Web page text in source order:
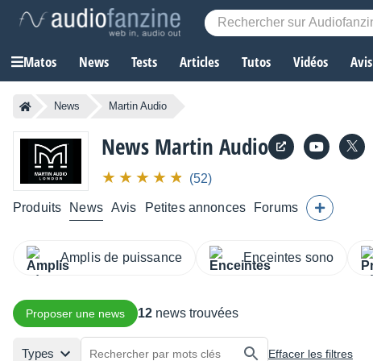
Matos News Tests Articles Tutos Vidéos Avis
News Martin Audio
News Martin Audio
(52)
Produits News Avis Petites annonces Forums
Amplis de puissance Enceintes sono
Proposer une news 12 news trouvées
Types Effacer les filtres